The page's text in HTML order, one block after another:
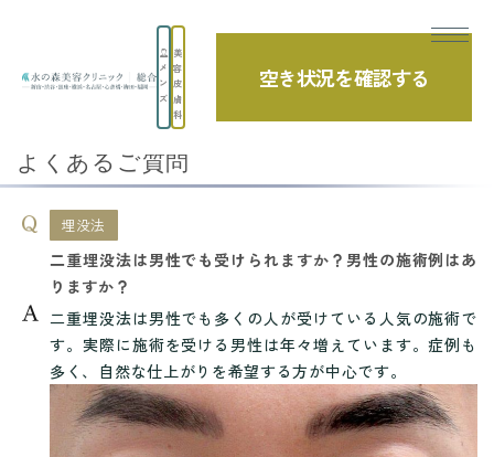
メ
ン
ズ
美
容
皮
膚
科
空き状況を確認する
TOP よくあるご質問
二重埋没法は男性でも受けられますか？男性...
よくあるご質問
埋没法
二重埋没法は男性でも受けられますか？男性の施術例はあ
りますか？
二重埋没法は男性でも多くの人が受けている人気の施術で
す。実際に施術を受ける男性は年々増えています。症例も
多く、自然な仕上がりを希望する方が中心です。